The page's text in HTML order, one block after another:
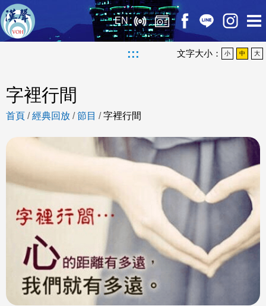
EN
::: 文字大小： 小 中 大
字裡行間
首頁 /經典回放 /節目 /字裡行間